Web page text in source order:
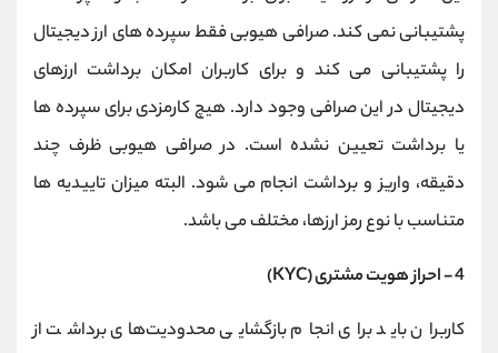
پشتیبانی نمی کند. صرافی هیوبی فقط سپرده های ارز دیجیتال
را پشتیبانی می کند و برای کاربران امکان برداشت ارزهای
دیجیتال در این صرافی وجود دارد. هیچ کارمزدی برای سپرده ها
یا برداشت تعیین نشده است. در صرافی هیوبی ظرف چند
دقیقه، واریز و برداشت انجام می شود. البته میزان تاییدیه ها
متناسب با نوع رمز ارزها، مختلف می باشد.
4 - احراز هویت مشتری (KYC)
کاربران باید برای انجام بازگشایی محدودیت‌های برداشت از